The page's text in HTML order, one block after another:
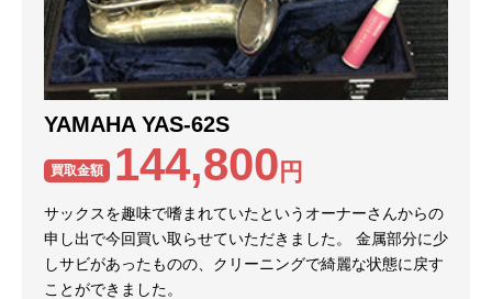
YAMAHA YAS-62S
買取金額 144,800 円
サックスを趣味で嗜まれていたというオーナーさんからの
申し出で今回買い取らせていただきました。 金属部分に少
しサビがあったものの、クリーニングで綺麗な状態に戻す
ことができました。